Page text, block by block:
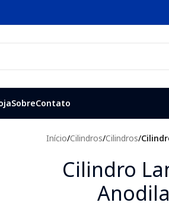
SobreContato
Início/Cilindros/Cilindros/
Cilindro